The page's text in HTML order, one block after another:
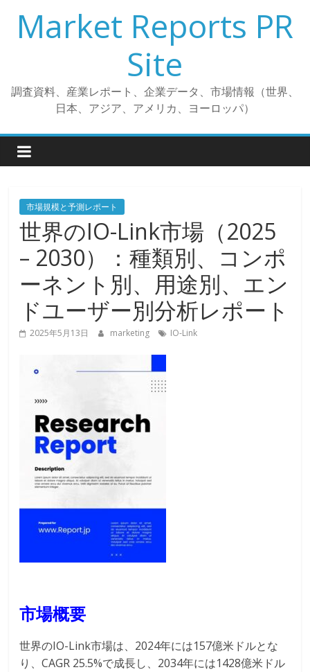
プ
Market Reports PR
Site
調査資料、産業レポート、企業データ、市場情報（世界、
日本、アジア、アメリカ、ヨーロッパ）
市場規模と予測レポート
世界のIO-Link市場（2025
– 2030）：種類別、コンポ
ーネント別、用途別、エン
ドユーザー別分析レポート
2025年5月13日 marketing IO-Link
市場概要
世界のIO-Link市場は、2024年には157億米ドルとな
り、CAGR 25.5%で成長し、2034年には1428億米ドル